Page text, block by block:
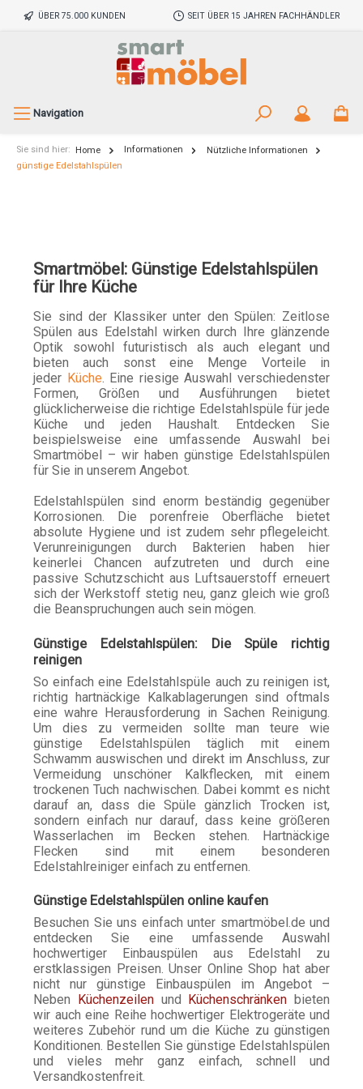
ÜBER 75.000 KUNDEN SEIT ÜBER 15 JAHREN FACHHÄNDLER
Navigation
Sie sind hier: Home Informationen
Nützliche Informationen
günstige Edelstahlspülen
Smartmöbel: Günstige Edelstahlspülen
für Ihre Küche
Sie sind der Klassiker unter den Spülen: Zeitlose
Spülen aus Edelstahl wirken durch Ihre glänzende
Optik sowohl futuristisch als auch elegant und
bieten auch sonst eine Menge Vorteile in
jeder Küche. Eine riesige Auswahl verschiedenster
Formen, Größen und Ausführungen bietet
glücklicherweise die richtige Edelstahlspüle für jede
Küche und jeden Haushalt. Entdecken Sie
beispielsweise eine umfassende Auswahl bei
Smartmöbel – wir haben günstige Edelstahlspülen
für Sie in unserem Angebot.
Edelstahlspülen sind enorm beständig gegenüber
Korrosionen. Die porenfreie Oberfläche bietet
absolute Hygiene und ist zudem sehr pflegeleicht.
Verunreinigungen durch Bakterien haben hier
keinerlei Chancen aufzutreten und durch eine
passive Schutzschicht aus Luftsauerstoff erneuert
sich der Werkstoff stetig neu, ganz gleich wie groß
die Beanspruchungen auch sein mögen.
Günstige Edelstahlspülen: Die Spüle richtig
reinigen
So einfach eine Edelstahlspüle auch zu reinigen ist,
richtig hartnäckige Kalkablagerungen sind oftmals
eine wahre Herausforderung in Sachen Reinigung.
Um dies zu vermeiden sollte man teure wie
günstige Edelstahlspülen täglich mit einem
Schwamm auswischen und direkt im Anschluss, zur
Vermeidung unschöner Kalkflecken, mit einem
trockenen Tuch nachwischen. Dabei kommt es nicht
darauf an, dass die Spüle gänzlich Trocken ist,
sondern einfach nur darauf, dass keine größeren
Wasserlachen im Becken stehen. Hartnäckige
Flecken sind mit einem besonderen
Edelstahlreiniger einfach zu entfernen.
Günstige Edelstahlspülen online kaufen
Besuchen Sie uns einfach unter smartmöbel.de und
entdecken Sie eine umfassende Auswahl
hochwertiger Einbauspülen aus Edelstahl zu
erstklassigen Preisen. Unser Online Shop hat aber
nicht nur günstige Einbauspülen im Angebot –
Neben
Küchenzeilenund Küchenschränken bieten
wir auch eine Reihe hochwertiger Elektrogeräte und
weiteres Zubehör rund um die Küche zu günstigen
Konditionen. Bestellen Sie günstige Edelstahlspülen
und vieles mehr ganz einfach, schnell und
Versandkostenfreit.